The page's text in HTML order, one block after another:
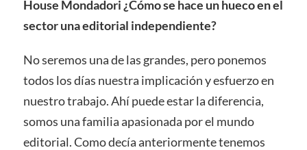
House Mondadori ¿Cómo se hace un hueco en el
sector una editorial independiente?
No seremos una de las grandes, pero ponemos
todos los días nuestra implicación y esfuerzo en
nuestro trabajo. Ahí puede estar la diferencia,
somos una familia apasionada por el mundo
editorial. Como decía anteriormente tenemos